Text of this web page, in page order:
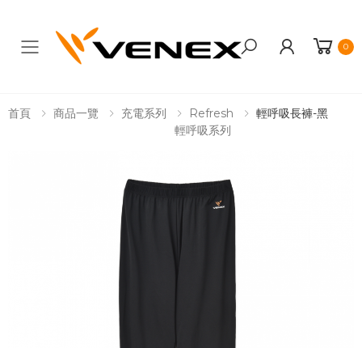
Toggle mobile menu 0
首頁 商品一覽 充電系列
Refresh
輕呼吸系列
輕呼吸長褲-黑